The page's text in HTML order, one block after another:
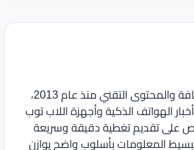
يعمل في مجال الصحافة والمحتوى التقني منذ عام 2013،
الهواتف الذكية وأجهزة اللاب توب
على تقديم تغطية دقيقة وسريعة
المعلومات بأسلوب واضح يوازن